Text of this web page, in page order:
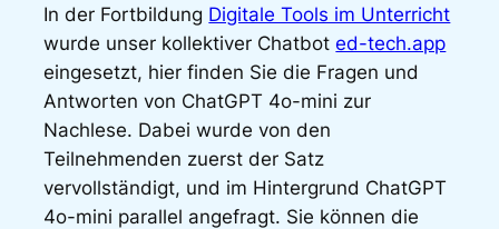
In der Fortbildung Digitale Tools im Unterricht
wurde unser kollektiver Chatboted-tech.app
eingesetzt, hier finden Sie die Fragen und
Antworten von ChatGPT 4o-mini zur
Nachlese. Dabei wurde von den
Teilnehmenden zuerst der Satz
vervollständigt, und im Hintergrund ChatGPT
4o-mini parallel angefragt. Sie können die